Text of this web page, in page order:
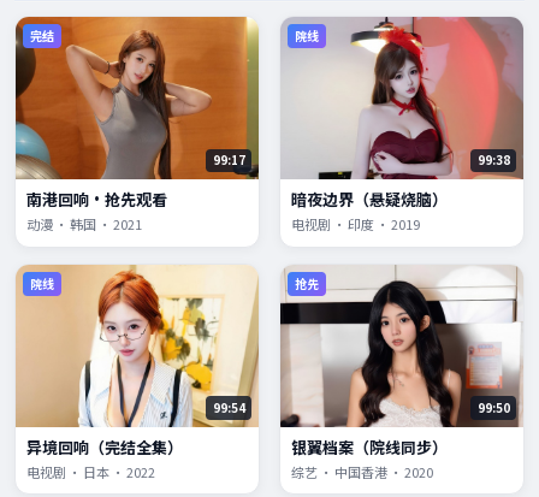
完结
99:17
南港回响·抢先观看
动漫 · 韩国 · 2021
院线
99:38
暗夜边界（悬疑烧脑）
电视剧 · 印度 · 2019
院线
99:54
异境回响（完结全集）
电视剧 · 日本 · 2022
抢先
99:50
银翼档案（院线同步）
综艺 · 中国香港 · 2020